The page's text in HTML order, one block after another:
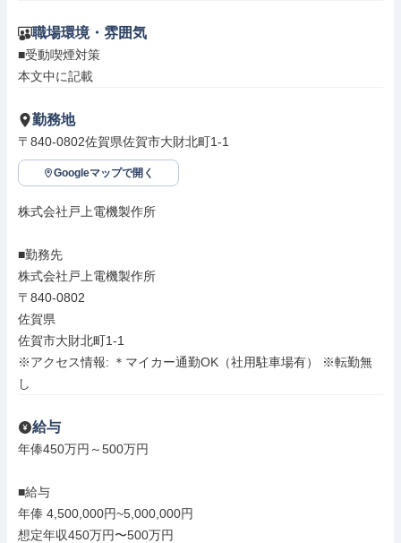
職場環境・雰囲気
■受動喫煙対策
本文中に記載
勤務地
〒840-0802佐賀県佐賀市大財北町1-1
Googleマップで開く
株式会社戸上電機製作所
■勤務先
株式会社戸上電機製作所
〒840-0802
佐賀県
佐賀市大財北町1-1
※アクセス情報: ＊マイカー通勤OK（社用駐車場有） ※転勤無
し
給与
年俸450万円～500万円
■給与
年俸 4,500,000円~5,000,000円
想定年収450万円〜500万円